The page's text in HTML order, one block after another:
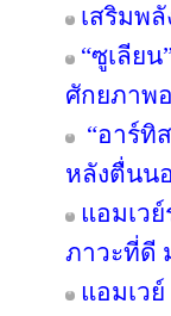
เสริมพ
“ซูเลีย
ศักยภาพ
“อาร์ทิ
หลังตื่นน
แอมเว
ภาวะที่ดี
แอมเว